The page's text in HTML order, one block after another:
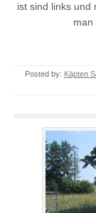
ist sind links und
man
Posted by: Käpten